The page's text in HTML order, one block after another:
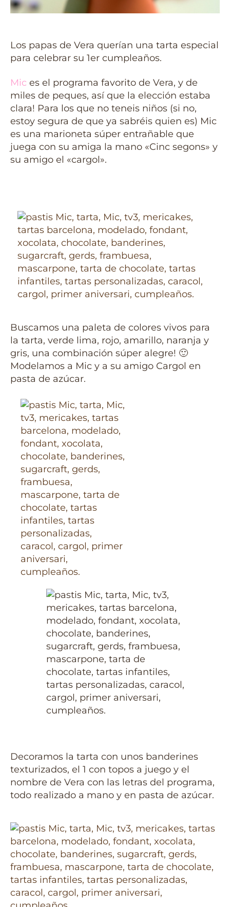
Los papas de Vera querían una tarta especial
para celebrar su 1er cumpleaños.
Mic es el programa favorito de Vera, y de
miles de peques, así que la elección estaba
clara! Para los que no teneis niños (si no,
estoy segura de que ya sabréis quien es) Mic
es una marioneta súper entrañable que
juega con su amiga la mano «Cinc segons» y
su amigo el «cargol».
Buscamos una paleta de colores vivos para
la tarta, verde lima, rojo, amarillo, naranja y
gris, una combinación súper alegre! 🙂
Modelamos a Mic y a su amigo Cargol en
pasta de azúcar.
Decoramos la tarta con unos banderines
texturizados, el 1 con topos a juego y el
nombre de Vera con las letras del programa,
todo realizado a mano y en pasta de azúcar.